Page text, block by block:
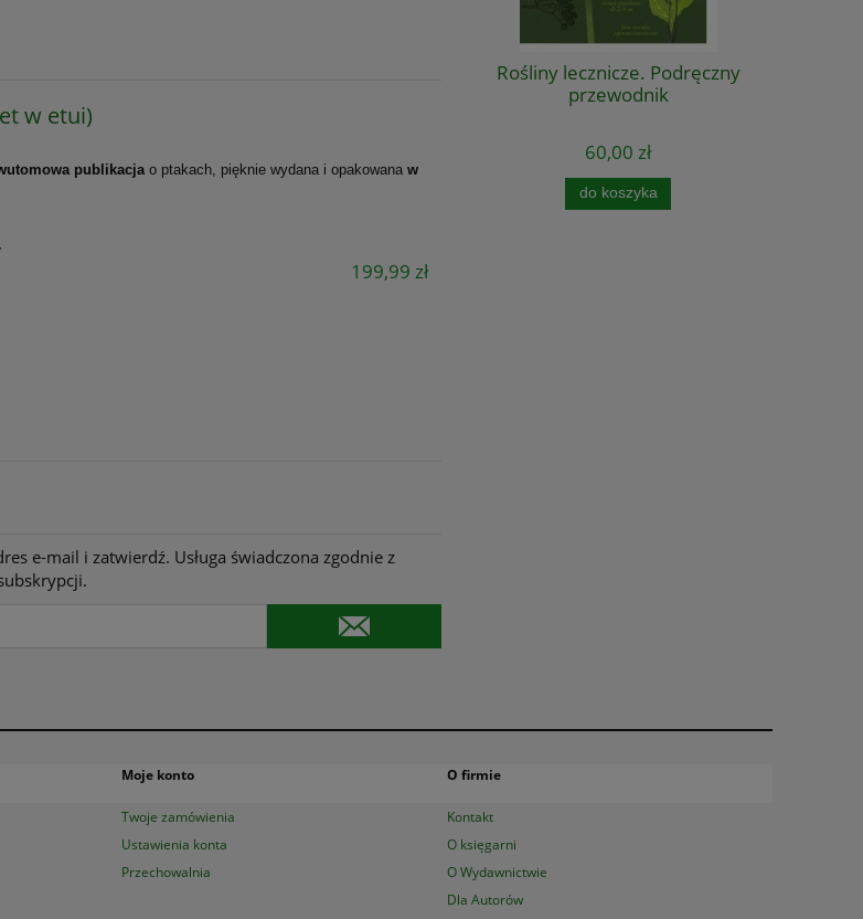
w etui)
publikacja o ptakach, pięknie wydana i opakowanaw
199,99 zł
e-mail i zatwierdź. Usługa świadczona zgodnie z
Rośliny lecznicze. Podręczny
przewodnik
60,00 zł
do koszyka
Moje konto
Twoje zamówienia
Ustawienia konta
Przechowalnia
O firmie
Kontakt
O księgarni
O Wydawnictwie
Dla Autorów